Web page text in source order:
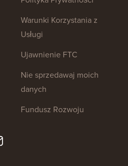
Warunki Korzystania z
Usługi
Ujawnienie FTC
Nie sprzedawaj moich
danych
Fundusz Rozwoju